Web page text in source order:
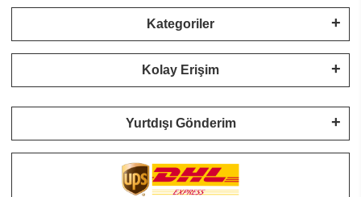
Kategoriler
Kolay Erişim
Yurtdışı Gönderim